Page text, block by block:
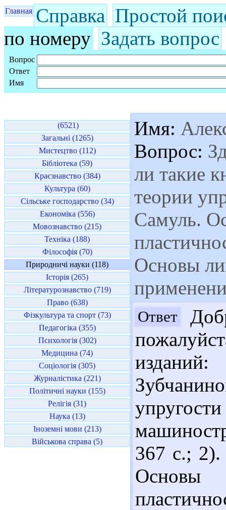
Главная Справка Простой
по номеру Задать вопрос
Вопрос
Ответ
Имя
(6521)
Загальні (1265)
Мистецтво (112)
Бібліотека (59)
Краєзнавство (384)
Культура (60)
Сільське господарство (34)
Економіка (556)
Мовознавство (215)
Техніка (188)
Філософія (70)
Природничі науки (118)
Історія (265)
Літературознавство (719)
Право (638)
Фізкультура та спорт (73)
Педагогіка (355)
Психологія (302)
Медицина (74)
Соціологія (305)
Журналістика (221)
Політичні науки (155)
Релігія (31)
Наука (13)
Іноземні мови (213)
Військова справа (5)
Имя:
Вопрос:
ли такие
теории
Самуль.
Основы
Ответ
367 с.;